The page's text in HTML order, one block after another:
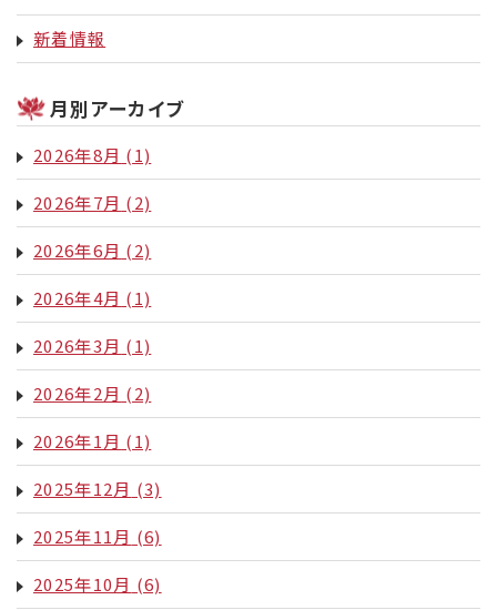
新着情報
月別アーカイブ
2026年8月 (1)
2026年7月 (2)
2026年6月 (2)
2026年4月 (1)
2026年3月 (1)
2026年2月 (2)
2026年1月 (1)
2025年12月 (3)
2025年11月 (6)
2025年10月 (6)